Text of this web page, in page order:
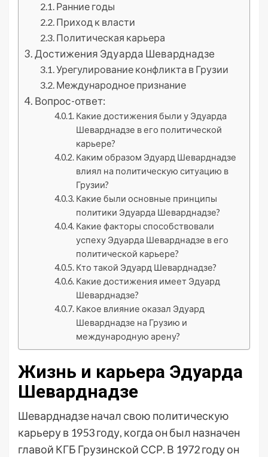
Ранние годы
Приход к власти
Политическая карьера
Достижения Эдуарда Шеварднадзе
Урегулирование конфликта в Грузии
Международное признание
Вопрос-ответ:
Какие достижения были у Эдуарда
Шеварднадзе в его политической
карьере?
Каким образом Эдуард Шеварднадзе
влиял на политическую ситуацию в
Грузии?
Какие были основные принципы
политики Эдуарда Шеварднадзе?
Какие факторы способствовали
успеху Эдуарда Шеварднадзе в его
политической карьере?
Кто такой Эдуард Шеварднадзе?
Какие достижения имеет Эдуард
Шеварднадзе?
Какое влияние оказал Эдуард
Шеварднадзе на Грузию и
международную арену?
Жизнь и карьера Эдуарда
Шеварднадзе
Шеварднадзе начал свою политическую
карьеру в 1953 году, когда он был назначен
главой КГБ Грузинской ССР. В 1972 году он